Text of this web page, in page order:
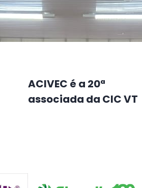
ACIVEC é a 20ª
associada da CIC VT